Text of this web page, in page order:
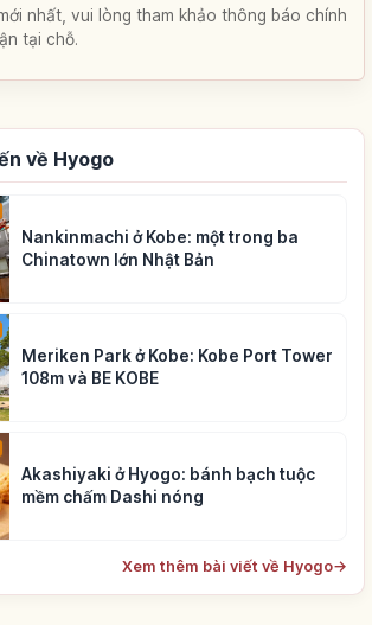
nhất, vui lòng tham khảo thông báo chính
tại chỗ.
về Hyogo
Nankinmachi ở Kobe: một trong ba
Chinatown lớn Nhật Bản
Meriken Park ở Kobe: Kobe Port Tower
108m và BE KOBE
Akashiyaki ở Hyogo: bánh bạch tuộc
mềm chấm Dashi nóng
Xem thêm bài viết về Hyogo→